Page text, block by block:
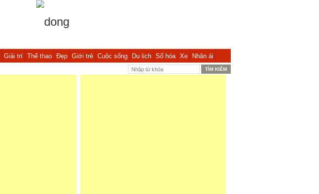
Giải trí Thể thao Đẹp Giới trẻ Cuộc sống Du lịch Số hóa Xe Nhân ái